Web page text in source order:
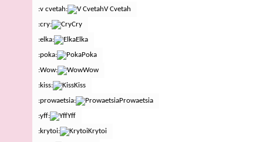
:v cvetah:
V Cvetah
:cry:
Cry
:elka:
Elka
:poka:
Poka
:Wow:
Wow
:kiss:
Kiss
:prowaetsia:
Prowaetsia
:yff:
Yff
:krytoi:
Krytoi